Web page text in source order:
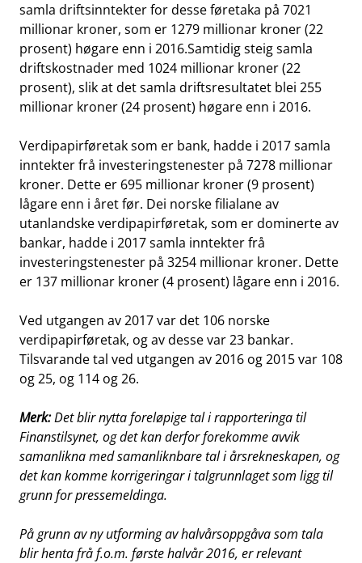
samla driftsinntekter for desse føretaka på 7021
millionar kroner, som er 1279 millionar kroner (22
prosent) høgare enn i 2016.Samtidig steig samla
driftskostnader med 1024 millionar kroner (22
prosent), slik at det samla driftsresultatet blei 255
millionar kroner (24 prosent) høgare enn i 2016.
Verdipapirføretak som er bank, hadde i 2017 samla
inntekter frå investeringstenester på 7278 millionar
kroner. Dette er 695 millionar kroner (9 prosent)
lågare enn i året før. Dei norske filialane av
utanlandske verdipapirføretak, som er dominerte av
bankar, hadde i 2017 samla inntekter frå
investeringstenester på 3254 millionar kroner. Dette
er 137 millionar kroner (4 prosent) lågare enn i 2016.
Ved utgangen av 2017 var det 106 norske
verdipapirføretak, og av desse var 23 bankar.
Tilsvarande tal ved utgangen av 2016 og 2015 var 108
og 25, og 114 og 26.
Merk:Detblir nytta foreløpige tal i rapporteringa til
Finanstilsynet, og det kan derforforekomme avvik
samanlikna med samanliknbare tal i årsrekneskapen, og
det kankomme korrigeringar i talgrunnlaget som ligg til
grunn for pressemeldinga.
På grunn av ny utforming av halvårsoppgåva som tala
blir henta frå f.o.m. første halvår 2016, er relevant